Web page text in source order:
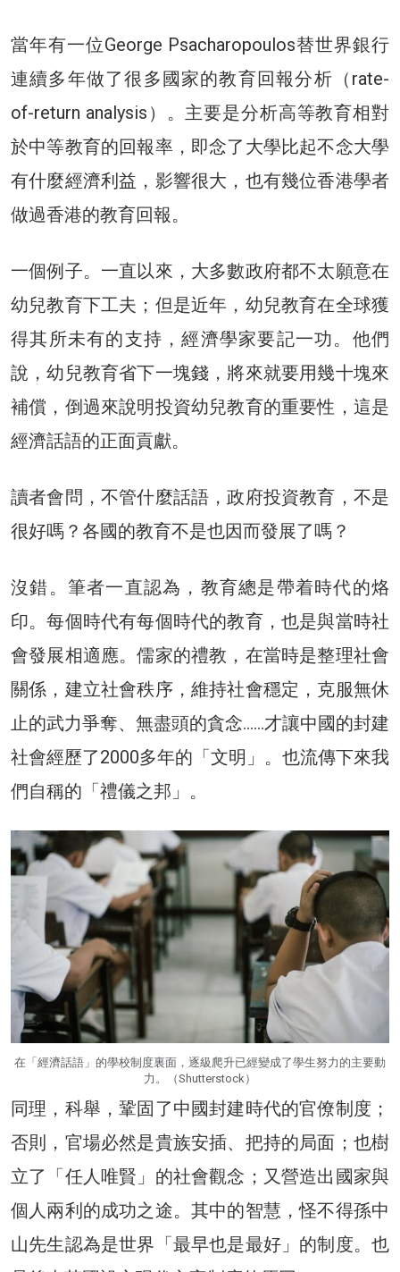
當年有一位George Psacharopoulos替世界銀行
連續多年做了很多國家的教育回報分析（rate-
of-return analysis）。主要是分析高等教育相對
於中等教育的回報率，即念了大學比起不念大學
有什麼經濟利益，影響很大，也有幾位香港學者
做過香港的教育回報。
一個例子。一直以來，大多數政府都不太願意在
幼兒教育下工夫；但是近年，幼兒教育在全球獲
得其所未有的支持，經濟學家要記一功。他們
說，幼兒教育省下一塊錢，將來就要用幾十塊來
補償，倒過來說明投資幼兒教育的重要性，這是
經濟話語的正面貢獻。
讀者會問，不管什麼話語，政府投資教育，不是
很好嗎？各國的教育不是也因而發展了嗎？
沒錯。筆者一直認為，教育總是帶着時代的烙
印。每個時代有每個時代的教育，也是與當時社
會發展相適應。儒家的禮教，在當時是整理社會
關係，建立社會秩序，維持社會穩定，克服無休
止的武力爭奪、無盡頭的貪念……才讓中國的封建
社會經歷了2000多年的「文明」。也流傳下來我
們自稱的「禮儀之邦」。
在「經濟話語」的學校制度裏面，逐級爬升已經變成了學生努力的主要動
力。（Shutterstock）
同理，科舉，鞏固了中國封建時代的官僚制度；
否則，官場必然是貴族安插、把持的局面；也樹
立了「任人唯賢」的社會觀念；又營造出國家與
個人兩利的成功之途。其中的智慧，怪不得孫中
山先生認為是世界「最早也是最好」的制度。也